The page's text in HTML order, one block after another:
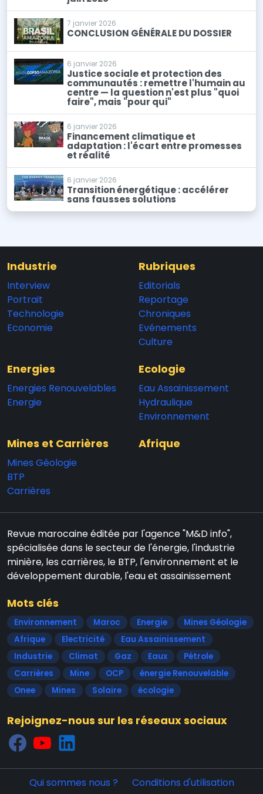
7 janvier 2026
CONCLUSION GÉNÉRALE DU DOSSIER
6 janvier 2026
Justice sociale et protection des
communautés : remettre l'humain au
centre — la question n'est plus "quoi
faire", mais "pour qui"
6 janvier 2026
Financement climatique et
adaptation : l'écart entre promesses
et réalité
6 janvier 2026
Transition énergétique : accélérer
sans fausses solutions
Industrie
Interview
Portrait
Technologie
Economie
Rubriques
Editorials
Reportage
Chroniques
Evénements
Culture
Energies
Energies Renouvelables
Energie
Ecologie
Eau Assainissement
Hydraulique
Environnement
Mines et Carrières
Mines Géologie
BTP
Carrières
Afrique
Revue marocaine éditée par l'agence "M&D info",
spécialisée dans le secteur de l'énergie, l'industrie
minière, les carrières, le BTP, l'environnement et le
développement durable, l'eau et assainissement
Mots clés
Environnement Maroc Energie
Mines Géologie
Afrique
Electricité
Eau Assainissement
Industrie
Climat Gaz Eaux
Pétrole
Carrières
Mine OCP
énergie Renouvelable
Onee
Mines Solaire écologie
Rejoignez-nous sur les réseaux sociaux
Qui sommes nous ? Conditions d'utilisation